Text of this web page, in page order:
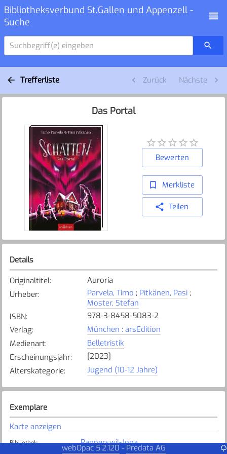
Bibliotheksverbund St.Gallen und Appenzell -
Suche
Suchbegriff(e) eingeben
Trefferliste Zurück Nächste
Das Portal
Bewerten
Merkliste
Teilen
Details
Originaltitel:
Auroria
Urheber: Parvela, Timo ; Pitkänen, Pasi;
Moster, Stefan
ISBN:
978-3-8458-5083-2
Verlag:
München : arsEdition
Medienart:
Belletristik
Erscheinungsjahr:
[2023]
Alterskategorie: Jugend (10-12 Jahre)
Exemplare
Karte anzeigen
Bibliothek: Rapperswil-Jona
webOpac 5.2.120 - Predata AG